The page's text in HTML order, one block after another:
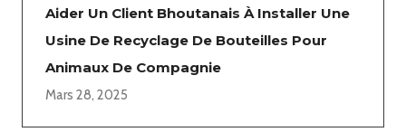
Aider Un Client Bhoutanais À Installer Une
Usine De Recyclage De Bouteilles Pour
Animaux De Compagnie
Mars 28, 2025